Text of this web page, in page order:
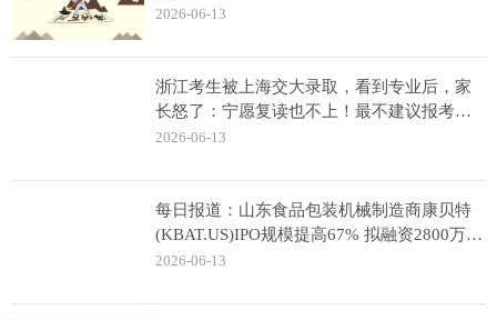
2026-06-13
浙江考生被上海交大录取，看到专业后，家
长怒了：宁愿复读也不上！最不建议报考的
10 大专业_热门看点
2026-06-13
每日报道：山东食品包装机械制造商康贝特
(KBAT.US)IPO规模提高67% 拟融资2800万美
元
2026-06-13